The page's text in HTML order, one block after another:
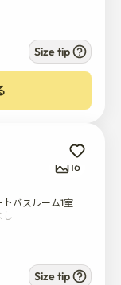
ことがありま
喫煙は厳禁で
Size tip
16
トバスルーム1室
し
Size tip